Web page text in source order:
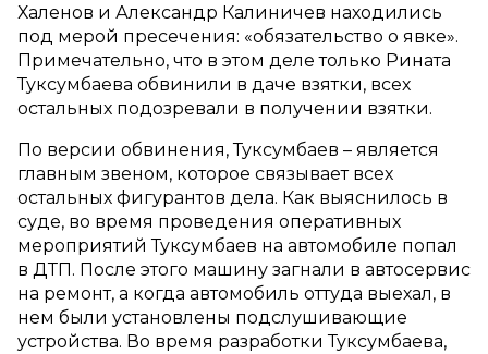
Халенов и Александр Калиничев находились
под мерой пресечения: «обязательство о явке».
Примечательно, что в этом деле только Рината
Туксумбаева обвинили в даче взятки, всех
остальных подозревали в получении взятки.
По версии обвинения, Туксумбаев – является
главным звеном, которое связывает всех
остальных фигурантов дела. Как выяснилось в
суде, во время проведения оперативных
мероприятий Туксумбаев на автомобиле попал
в ДТП. После этого машину загнали в автосервис
на ремонт, а когда автомобиль оттуда выехал, в
нем были установлены подслушивающие
устройства. Во время разработки Туксумбаева,